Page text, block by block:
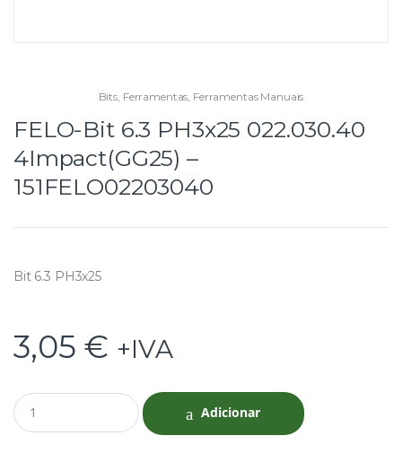
Bits Ferramentas Ferramentas Manuais
FELO-Bit 6.3 PH3x25 022.030.40
4Impact(GG25) –
151FELO02203040
Bit 6.3 PH3x25
3,05 € +IVA
Q
u
Adicionar